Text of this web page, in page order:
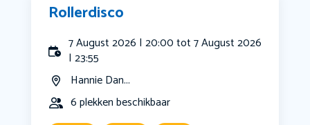
Rollerdisco
7 August 2026 | 20:00 tot 7 August 2026
| 23:55
Hannie Dan...
6 plekken beschikbaar